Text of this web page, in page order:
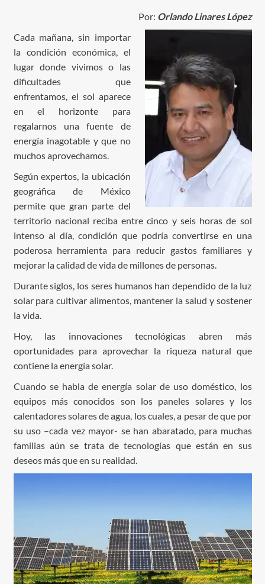
Por: Orlando Linares López
Cada mañana, sin importar
la condición económica, el
lugar donde vivimos o las
dificultades que
enfrentamos, el sol aparece
en el horizonte para
regalarnos una fuente de
energía inagotable y que no
muchos aprovechamos.
Según expertos, la ubicación
geográfica de México
permite que gran parte del
territorio nacional reciba entre cinco y seis horas de sol
intenso al día, condición que podría convertirse en una
poderosa herramienta para reducir gastos familiares y
mejorar la calidad de vida de millones de personas.
Durante siglos, los seres humanos han dependido de la luz
solar para cultivar alimentos, mantener la salud y sostener
la vida.
Hoy, las innovaciones tecnológicas abren más
oportunidades para aprovechar la riqueza natural que
contiene la energía solar.
Cuando se habla de energía solar de uso doméstico, los
equipos más conocidos son los paneles solares y los
calentadores solares de agua, los cuales, a pesar de que por
su uso –cada vez mayor- se han abaratado, para muchas
familias aún se trata de tecnologías que están en sus
deseos más que en su realidad.